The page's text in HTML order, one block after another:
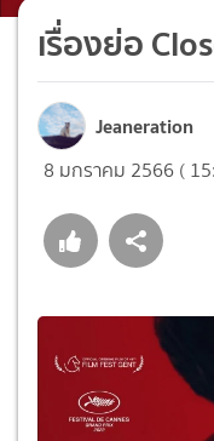
เรื่องย่อ
Jeaneration
8 มกราคม 2566 (